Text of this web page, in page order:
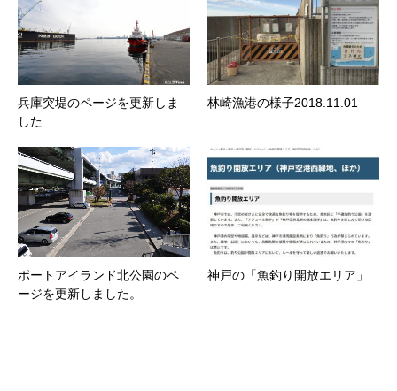
兵庫突堤のページを更新しま
した
林崎漁港の様子2018.11.01
ポートアイランド北公園のペ
ージを更新しました。
神戸の「魚釣り開放エリア」